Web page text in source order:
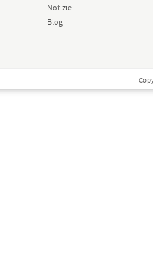
Notizie
Blog